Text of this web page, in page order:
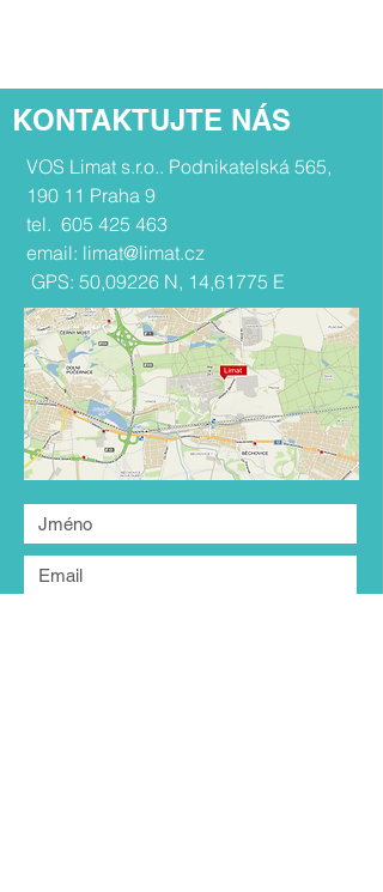
KONTAKTUJTE NÁS
​​VOS Limat s.r.o.. Podnikatelská 565,
190 11 Praha 9
tel. 605 425 463
email: limat@limat.cz
GPS: 50,09226 N, 14,61775 E